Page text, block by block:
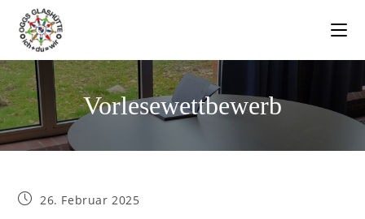
Vorlesewettbewerb
26. Februar 2025